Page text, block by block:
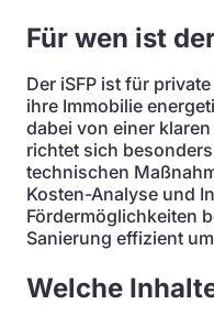
Für wen ist
Der iSFP ist für
ihre Immobilie
dabei von einer
richtet sich
technischen
Kosten-Analyse und
Fördermöglichkeiten
Sanierung effizient
Welche